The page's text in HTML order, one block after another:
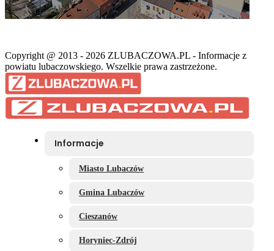
Copyright @ 2013 - 2026 ZLUBACZOWA.PL - Informacje z
powiatu lubaczowskiego. Wszelkie prawa zastrzeżone.
Informacje
Miasto Lubaczów
Gmina Lubaczów
Cieszanów
Horyniec-Zdrój